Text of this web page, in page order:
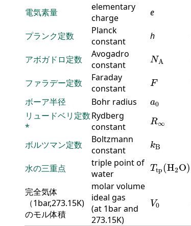
電気素量
elementary
charge
e
プランク定数
Planck
constant
h
アボガドロ定数
Avogadro
constant
NA
NA
ファラデー定数
Faraday
constant
F
F
ボーア半径
Bohr radius a0
a0
リュードベリ定数
*
Rydberg
constant
R∞
R∞
ボルツマン定数
Boltzmann
constant
kB
k
水の三重点
triple point of
water
Ttp(H2O)
Ttp(H 2O)
完全気体
（1bar,273.15K)
のモル体積
molar volume
ideal gas
(at 1bar and
273.15K)
V0
V0